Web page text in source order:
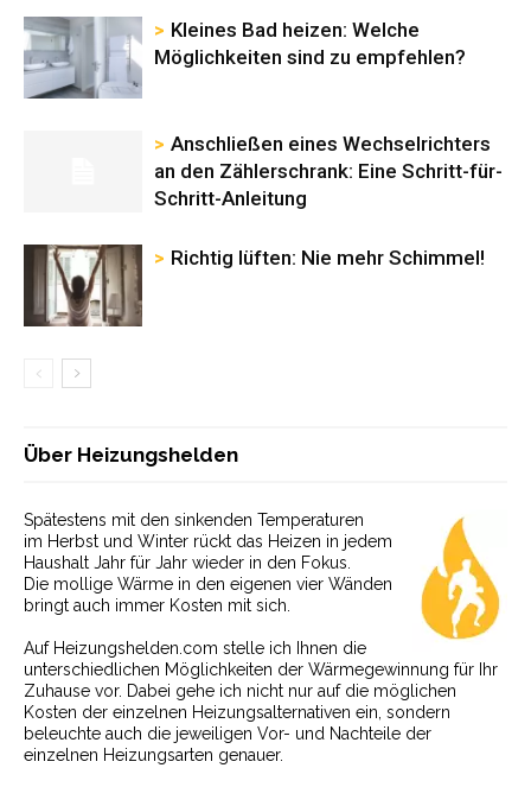
Kleines Bad heizen: Welche
Möglichkeiten sind zu empfehlen?
Anschließen eines Wechselrichters
an den Zählerschrank: Eine Schritt-für-
Schritt-Anleitung
Richtig lüften: Nie mehr Schimmel!
Über Heizungshelden
Spätestens mit den sinkenden Temperaturen
im Herbst und Winter rückt das Heizen in jedem
Haushalt Jahr für Jahr wieder in den Fokus.
Die mollige Wärme in den eigenen vier Wänden
bringt auch immer Kosten mit sich.
Auf Heizungshelden.com stelle ich Ihnen die
unterschiedlichen Möglichkeiten der Wärmegewinnung für Ihr
Zuhause vor. Dabei gehe ich nicht nur auf die möglichen
Kosten der einzelnen Heizungsalternativen ein, sondern
beleuchte auch die jeweiligen Vor- und Nachteile der
einzelnen Heizungsarten genauer.